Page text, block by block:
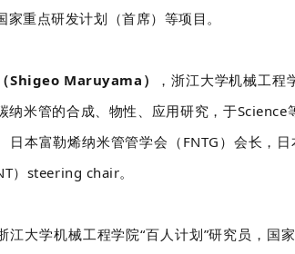
家重点研发计划（首席）等项目。
Shigeo Maruyama） ，浙江大学机械工程
纳米管的合成、物性、应用研究，于
日本富勒烯纳米管管学会（FNTG）会长，
）steering chair。
江大学机械工程学院“百人计划”研究员，